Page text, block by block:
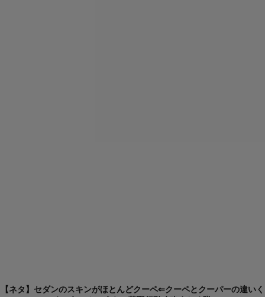
【ネタ】セダンのスキンがほとんどクーペ⇐クーペとクーパーの違いく